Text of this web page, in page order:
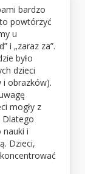
bardzo
powtórzyć
u
i „zaraz za”.
było
dzieci
i obrazków).
mogły z
Dlatego
nauki i
Dzieci,